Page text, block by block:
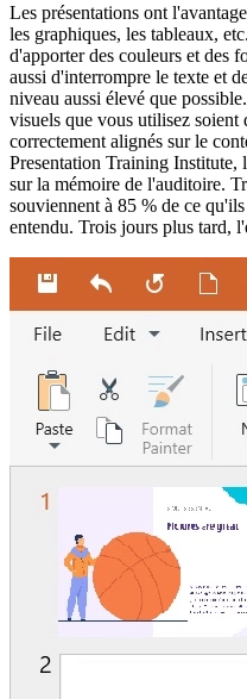
Les présentations ont
les graphiques, les tableaux,
d'apporter des couleurs et des
aussi d'interrompre le texte et
niveau aussi élevé que
visuels que vous utilisez soient
correctement alignés sur le
Presentation Training Institute,
sur la mémoire de l'auditoire.
souviennent à 85 % de ce
entendu. Trois jours plus tard,